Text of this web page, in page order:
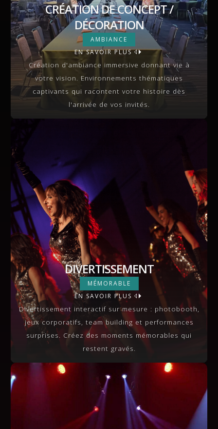
CRÉATION DE CONCEPT /
DÉCORATION
CRÉATION DE CONCEPT /
DÉCORATION
AMBIANCE
EN SAVOIR PLUS
VIEW MORE
Création d'ambiance immersive donnant vie à
votre vision. Environnements thématiques
captivants qui racontent votre histoire dès
l'arrivée de vos invités.
DIVERTISSEMENT
DIVERTISSEMENT
MÉMORABLE
EN SAVOIR PLUS
VIEW MORE
Divertissement interactif sur mesure : photobooth,
jeux corporatifs, team building et performances
surprises. Créez des moments mémorables qui
restent gravés.